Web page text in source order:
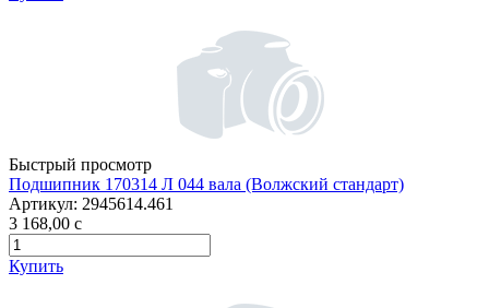
Быстрый просмотр
Подшипник 170314 Л 044 вала (Волжский стандарт)
Артикул: 2945614.461
3 168,00 c
Купить